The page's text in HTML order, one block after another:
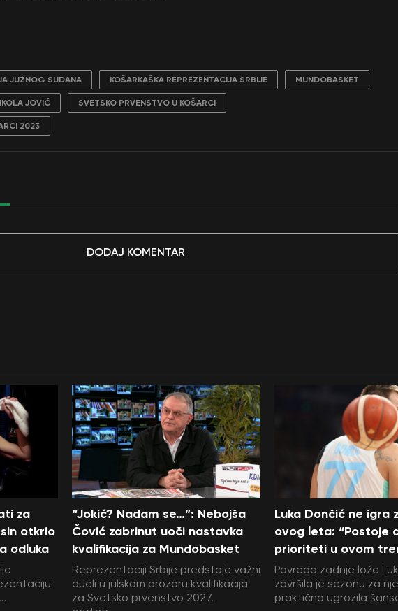
JUŽNOG SUDANA KOŠARKAŠKA REPREZENTACIJA SRBIJE MUNDOBASKET
JOVIĆ SVETSKO PRVENSTVO U KOŠARCI
2023
DODAJ KOMENTAR
za
otkrio
odluka
“Jokić? Nadam se…”: Nebojša
Čović zabrinut uoči nastavka
kvalifikacija za Mundobasket
Reprezentaciji Srbije predstoje važni
dueli u julskom prozoru kvalifikacija
za Svetsko prvenstvo 2027.
Luka Dončić ne igra
ovog leta: “Postoje
prioriteti u ovom
Povreda zadnje lože
završila je sezonu za
praktično ugrozila